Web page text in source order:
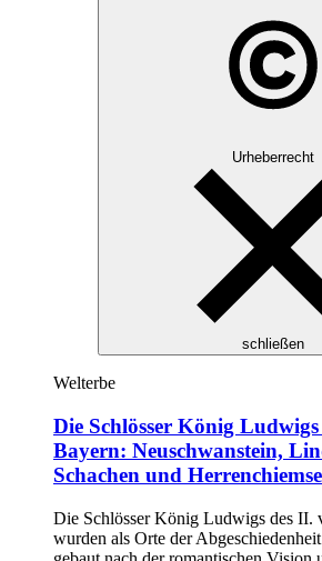
Urheberrecht
schließen
Welterbe
Die Schlösser König
Bayern: Neuschwanstein,
Schachen und
Die Schlösser König Ludwigs des II.
wurden als Orte der